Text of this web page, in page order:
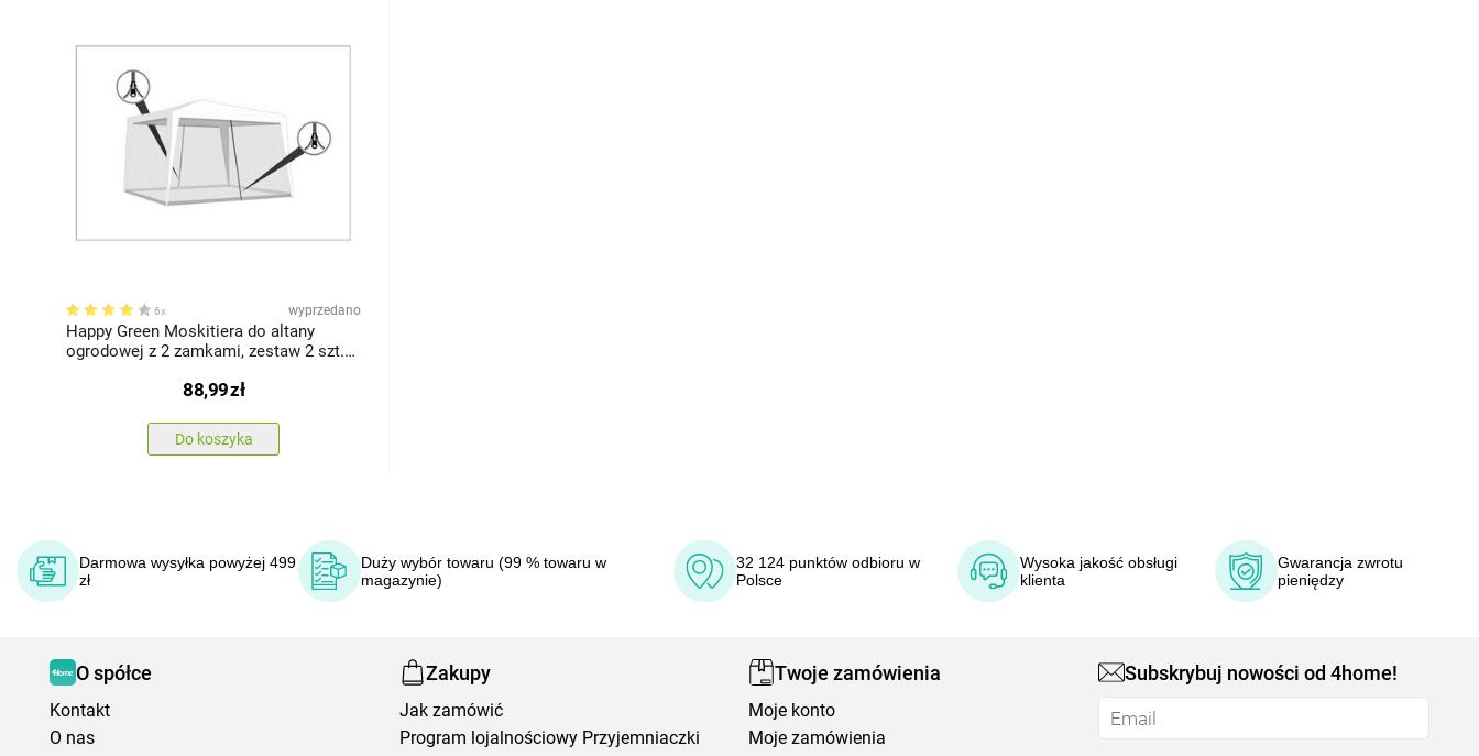
6x wyprzedano
Happy Green Moskitiera do altany
ogrodowej z 2 zamkami, zestaw 2 szt.
88,99zł
Do koszyka
Darmowa wysyłka powyżej 499
zł
Duży wybór towaru (99 % towaru w
magazynie)
32 124 punktów odbioru w
Polsce
Wysoka jakość obsługi
klienta
Gwarancja zwrotu
pieniędzy
O spółce
Kontakt
O nas
Zakupy
Jak zamówić
Program lojalnościowy Przyjemniaczki
Twoje zamówienia
Moje konto
Moje zamówienia
Subskrybuj nowości od 4home!